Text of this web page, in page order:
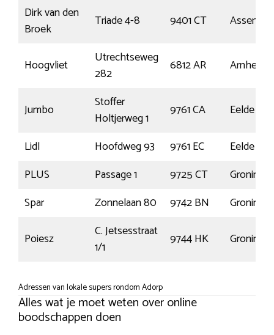
Dirk van den
Broek
Triade 4-8 9401 CT Assen
Hoogvliet
Utrechtseweg
282
6812 AR Arnhem
Jumbo
Stoffer
Holtjerweg 1
9761 CA
Eelde
Lidl
Hoofdweg 93 9761 EC
Eelde
PLUS
Passage 1 9725 CT
Spar
Zonnelaan 80 9742 BN
Poiesz
C. Jetsesstraat
1/1
9744 HK
Adressen van lokale supers rondom Adorp
Alles wat je moet weten over online
boodschappen doen